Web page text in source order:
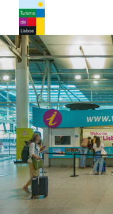
Logo do Turismo de